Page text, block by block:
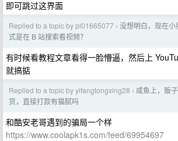
即可跳过这界面
Replied to a topic by pl01665077 › 没想明白，现在
式是在 B 站搜索看视频？
有时候看教程文章看得一脸懵逼，然后上
就搞掂
Replied to a topic by yifangtongxing28 › 咸鱼上，贩
货，直接打款有猫腻吗
和酷安老哥遇到的骗局一个样
https://www.coolapk1s.com/feed/69954697